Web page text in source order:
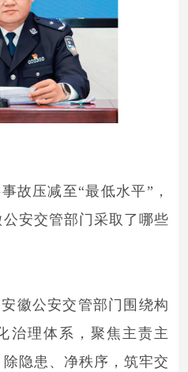
故压减至“最低水平”，
安交管部门采取了哪些
徽公安交管部门围绕构
治理体系，聚焦主责主
隐患、净秩序，筑牢交